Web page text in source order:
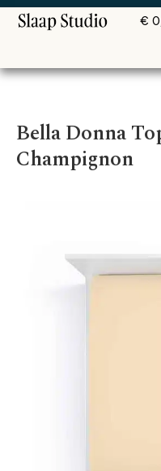
€
Bella Donna
Champignon